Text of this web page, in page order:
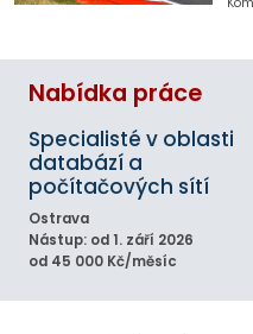
Nabídka práce
Specialisté v oblasti
databází a
počítačových sítí
Ostrava
Nástup: od 1. září 2026
od 45 000 Kč/měsíc